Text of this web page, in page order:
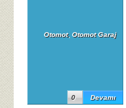
Otomot, Otomot Garaj
Devamı
0